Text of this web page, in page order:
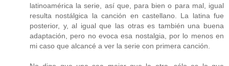
latinoamérica la serie, así que, para bien o para mal, igual
resulta nostálgica la canción en castellano. La latina fue
posterior, y, al igual que las otras es también una buena
adaptación, pero no evoca esa nostalgia, por lo menos en
mi caso que alcancé a ver la serie con primera canción.